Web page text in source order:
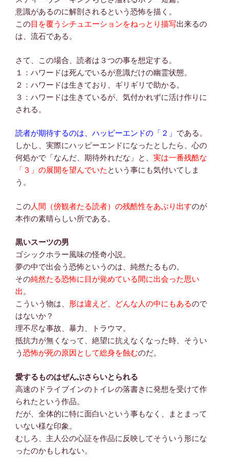
意識があるのに解剖されるという恐怖を描く。
この目を覆うシチュエーションをねっとり描写出来るの
は、流石である。
さて、この場合、読者は３つの事を想定する。
１：ハワードは死んでいるが意識だけの幽霊状態。
２：ハワードは生きており、ギリギリで助かる。
３：ハワードは生きているが、気付かれずに活け作りに
される。
読者が期待するのは、ハッピーエンドの「２」 である。
しかし、実際にハッピーエンドになったとしたら、心の
何処かで「なんだ、期待外れだな」と、 実は一番残酷な
「３」の展開を望んでいた という事にも気付いてしま
う。
この人間（傍観者たる読者）の残酷性をあぶり出すのが
本作の素晴らしい所である。
黒いスーツの男
ゴシックホラー風味の怪奇小説。
夢の中で出会う恐怖というのは、純然たるもの。
その純然たる恐怖に目が覚めている間に出会った思い
出 。
こういう物は、 形は違えど、どんな人の中にもあるので
はないか？
理不尽な事故、暴力、トラウマ。
抵抗力が無くなって、絶望に抗えなくなった時、そうい
う 恐怖が死の原因として総身を蝕むのだ。
愛するものはぜんぶさらいとられる
高速のドライブインのトイレの落書きに発想を受けて作
られたという作品。
だが、全体的に特に面白いという事もなく、まとまって
いない様な印象。
むしろ、主人公の心証を作品に反映してそういう形にな
ったのかもしれない。